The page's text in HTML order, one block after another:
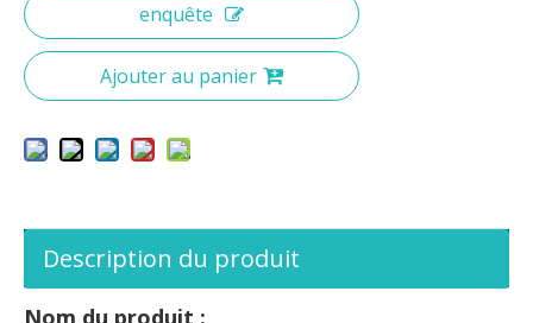
enquête
Ajouter au panier
Description du produit
Nom du produit :